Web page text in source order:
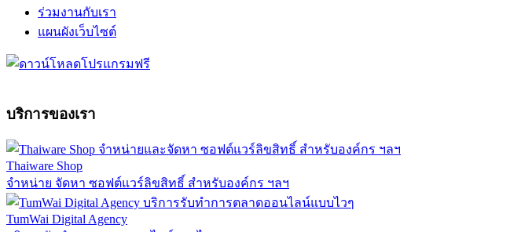
ร่วมงานกับเรา
แผนผังเว็บไซต์
บริการของเรา
Thaiware Shop
จำหน่าย จัดหา ซอฟต์แวร์ลิขสิทธิ์ สำหรับองค์กร ฯลฯ
TumWai Digital Agency